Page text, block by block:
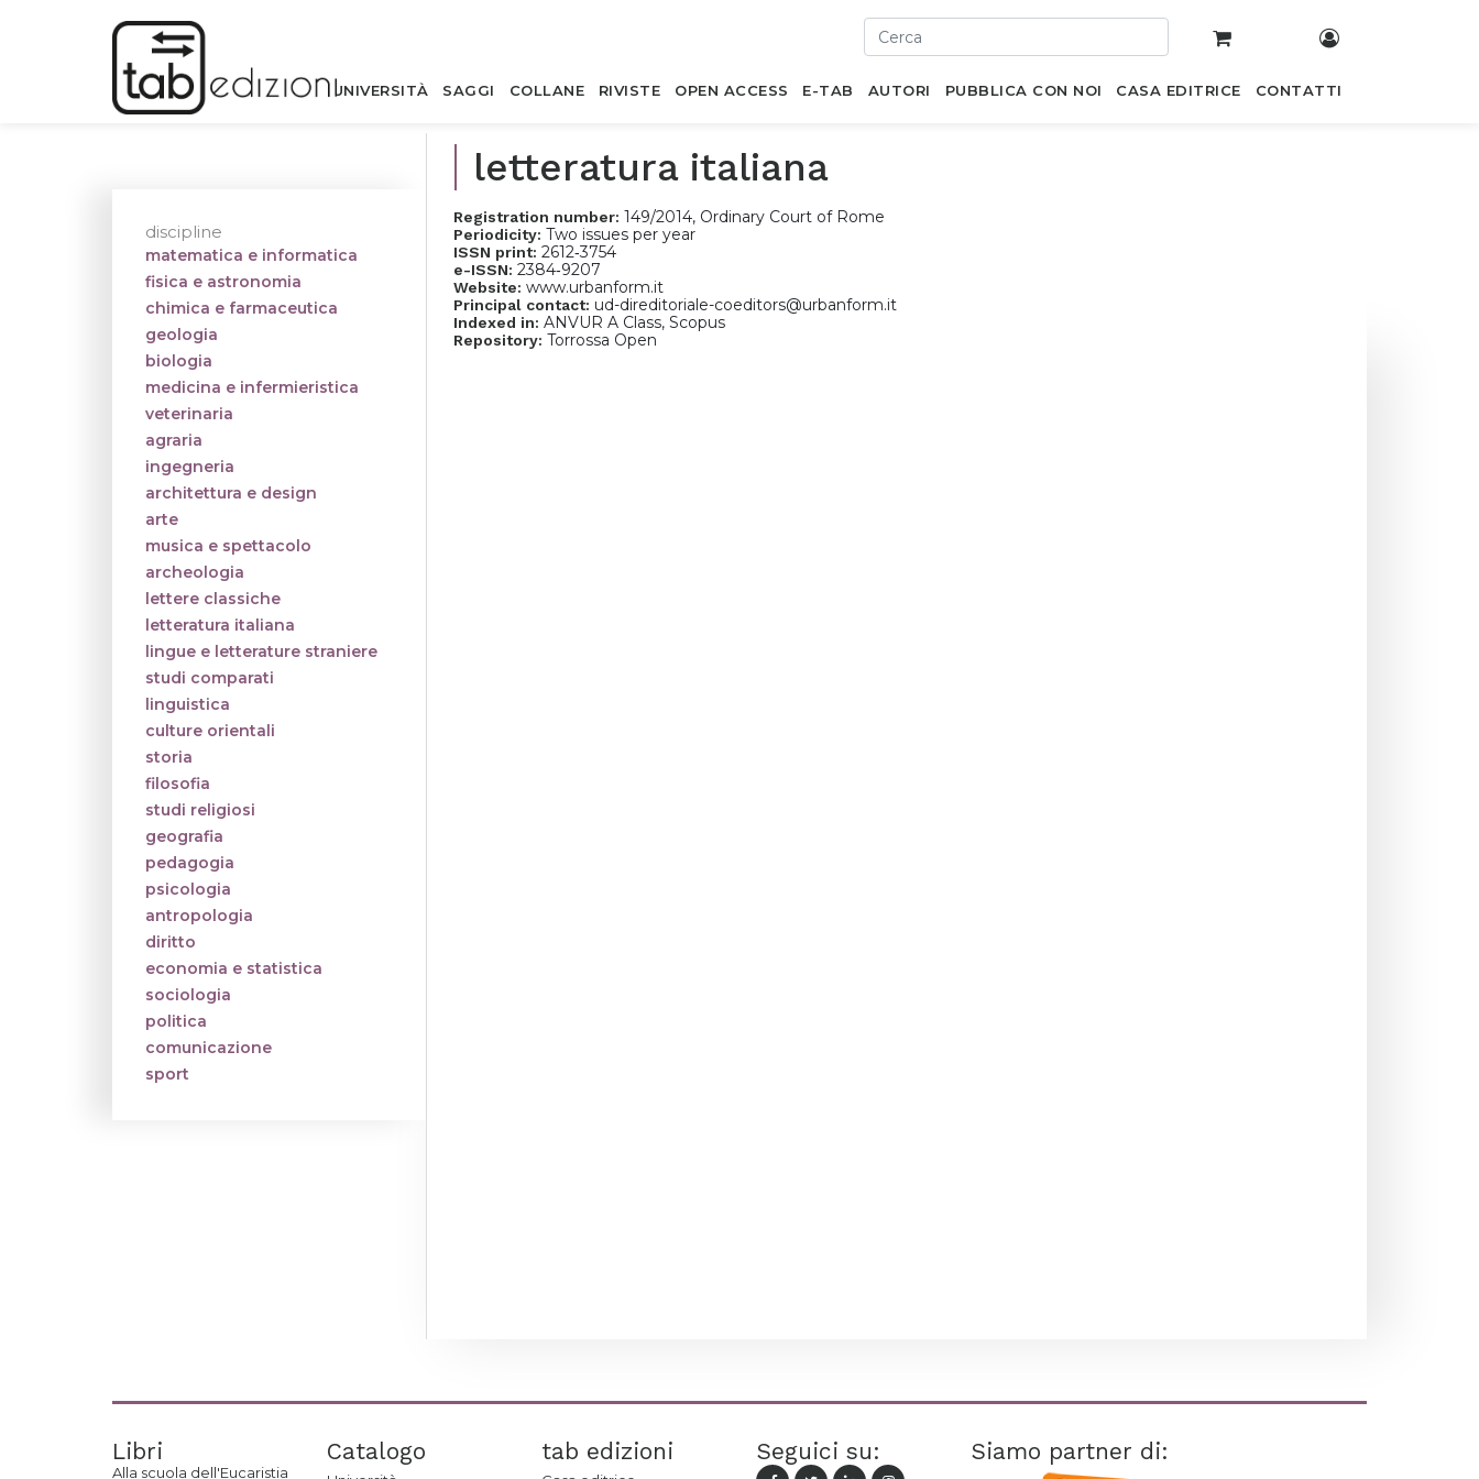
UNIVERSITÀ SAGGI COLLANE RIVISTE OPEN ACCESS E-TAB AUTORI PUBBLICA CON NOI CASA EDITRICE CONTATTI
letteratura italiana
Registration number: 149/2014, Ordinary Court of Rome
Periodicity: Two issues per year
ISSN print: 2612‐3754
e-ISSN: 2384‐9207
Website: www.urbanform.it
Principal contact: ud-direditoriale-coeditors@urbanform.it
Indexed in: ANVUR A Class, Scopus
Repository: Torrossa Open
discipline
matematica e informatica
fisica e astronomia
chimica e farmaceutica
geologia
biologia
medicina e infermieristica
veterinaria
agraria
ingegneria
architettura e design
arte
musica e spettacolo
archeologia
lettere classiche
letteratura italiana
lingue e letterature straniere
studi comparati
linguistica
culture orientali
storia
filosofia
studi religiosi
geografia
pedagogia
psicologia
antropologia
diritto
economia e statistica
sociologia
politica
comunicazione
sport
Libri
Alla scuola dell'Eucaristia
Catalogo tab edizioni Seguici su: Siamo partner di: